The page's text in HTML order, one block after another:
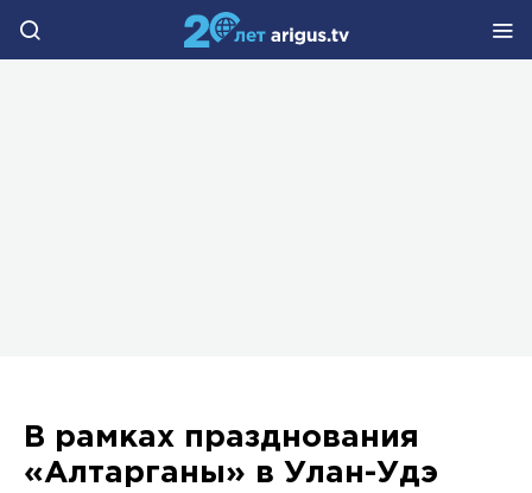
В рамках празднования
«Алтарганы» в Улан-Удэ